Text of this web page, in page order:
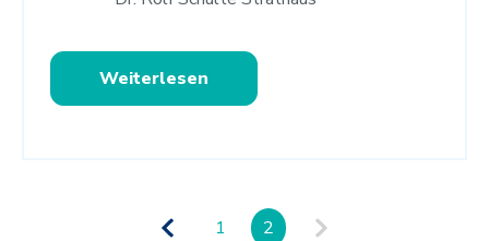
Weiterlesen
1 2